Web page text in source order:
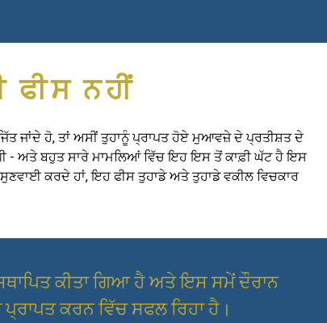
ਨਹੀਂ
ਜਾਂਦੇ ਹੋ, ਤਾਂ ਅਸੀਂ ਤੁਹਾਨੂੰ ਪ੍ਰਾਪਤ ਹੋਏ ਮੁਆਵਜ਼ੇ ਦੇ ਪ੍ਰਤੀਸ਼ਤ ਦੇ
- ਅਤੇ ਬਹੁਤ ਸਾਰੇ ਮਾਮਲਿਆਂ ਵਿੱਚ ਇਹ ਇਸ ਤੋਂ ਕਾਫ਼ੀ ਘੱਟ ਹੈ ਇਸ
ਕਰਦੇ ਹਾਂ, ਇਹ ਫੀਸ ਤੁਹਾਡੇ ਅਤੇ ਤੁਹਾਡੇ ਵਕੀਲ ਵਿਚਕਾਰ
ਕੀਤਾ ਗਿਆ ਹੈ ਅਤੇ ਇਸ ਸਮੇਂ ਦੌਰਾਨ
ਕਰਨ ਵਿੱਚ ਸਫਲ ਰਿਹਾ ਹੈ।